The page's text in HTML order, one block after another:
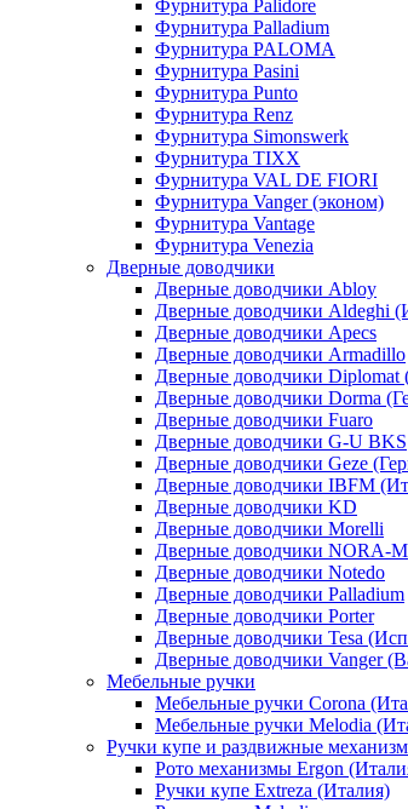
Фурнитура Palidore
Фурнитура Palladium
Фурнитура PALOMA
Фурнитура Pasini
Фурнитура Punto
Фурнитура Renz
Фурнитура Simonswerk
Фурнитура TIXX
Фурнитура VAL DE FIORI
Фурнитура Vanger (эконом)
Фурнитура Vantage
Фурнитура Venezia
Дверные доводчики
Дверные доводчики Abloy
Дверные доводчики Aldeghi
Дверные доводчики Apecs
Дверные доводчики Armadillo
Дверные доводчики Diplomat
Дверные доводчики Dorma
Дверные доводчики Fuaro
Дверные доводчики G-U BKS
Дверные доводчики Geze
Дверные доводчики IBFM
Дверные доводчики KD
Дверные доводчики Morelli
Дверные доводчики NORA-M
Дверные доводчики Notedo
Дверные доводчики Palladium
Дверные доводчики Porter
Дверные доводчики Tesa
Дверные доводчики Vanger
Мебельные ручки
Мебельные ручки Corona
Мебельные ручки Melodia
Ручки купе и раздвижные
Рото механизмы Ergon
Ручки купе Extreza (Италия)